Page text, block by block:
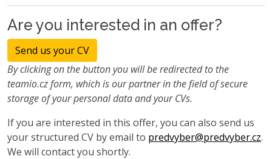
Are you interested in an offer?
Send us your CV
By clicking on the button you will be redirected to the
teamio.cz form, which is our partner in the field of secure
storage of your personal data and your CVs.
If you are interested in this offer, you can also send us
your structured CV by email to predvyber@predvyber.cz.
We will contact you shortly.